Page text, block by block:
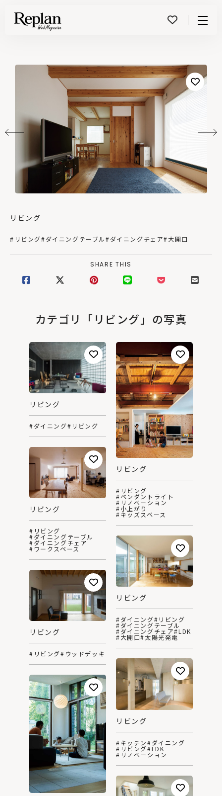
リビング
#リビング#ダイニングテーブル#ダイニングチェア#大開口
SHARE THIS
カテゴリ「リビング」の写真
リビング
#ダイニング#リビング
リビング
#リビング
#ペンダントライト
#リノベーション
#小上がり
#キッズスペース
リビング
#リビング
#ダイニングテーブル
#ダイニングチェア
#ワークスペース
リビング
#ダイニング#リビング
#ダイニングテーブル
#ダイニングチェア#LDK
#大開口#太陽光発電
リビング
#リビング#ウッドデッキ
リビング
#キッチン#ダイニング
#リビング#LDK
#リノベーション